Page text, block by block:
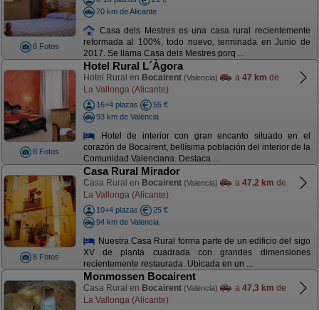
8 Fotos
70 km de Alicante
Casa dels Mestres es una casa rural recientemente
reformada al 100%, todo nuevo, terminada en Junio de
2017. Se llama Casa dels Mestres porq ...
8 Fotos
Hotel Rural L´Àgora
Hotel Rural en Bocairent (Valencia) a 47 km de
La Vallonga (Alicante)
16+4 plazas
55 €
93 km de Valencia
Hotel de interior con gran encanto situado en el
corazón de Bocairent, bellísima población del interior de la
Comunidad Valenciana. Destaca ...
8 Fotos
Casa Rural Mirador
Casa Rural en Bocairent (Valencia) a 47,2 km de
La Vallonga (Alicante)
10+4 plazas
25 €
94 km de Valencia
Nuestra Casa Rural forma parte de un edificio del sigo
XV de planta cuadrada con grandes dimensiones
recientemente restaurada. Ubicada en un ...
Monmossen Bocairent
Casa Rural en Bocairent (Valencia) a 47,3 km de
La Vallonga (Alicante)